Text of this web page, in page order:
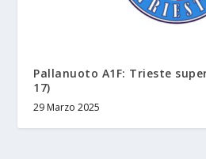
Pallanuoto A1F: Trieste
17)
29 Marzo 2025